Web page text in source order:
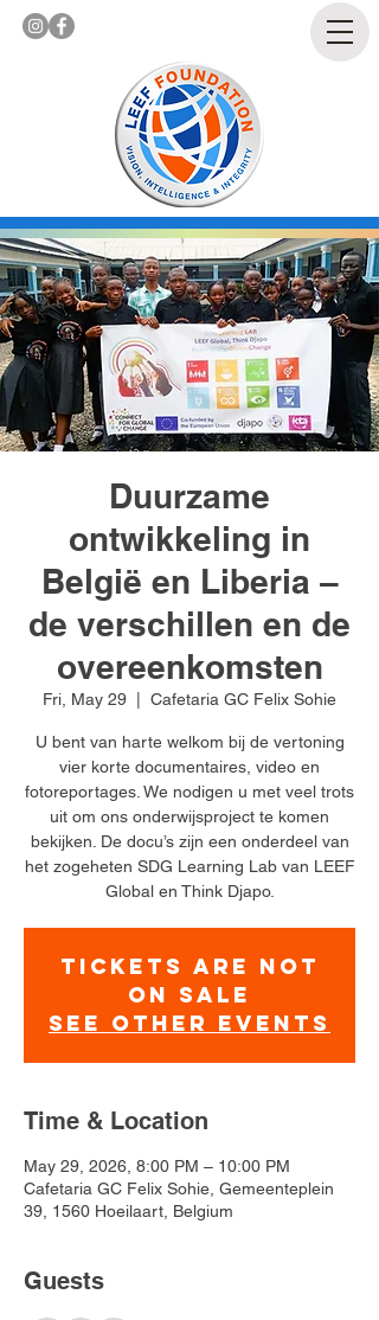
Duurzame
ontwikkeling in
België en Liberia –
de verschillen en de
overeenkomsten
Fri, May 29 Cafetaria GC Felix Sohie
U bent van harte welkom bij de vertoning
vier korte documentaires, video en
fotoreportages. We nodigen u met veel trots
uit om ons onderwijsproject te komen
bekijken. De docu’s zijn een onderdeel van
het zogeheten SDG Learning Lab van LEEF
Global en Think Djapo.
Tickets are not
on sale
See other events
Time & Location
May 29, 2026, 8:00 PM – 10:00 PM
Cafetaria GC Felix Sohie, Gemeenteplein
39, 1560 Hoeilaart, Belgium
Guests